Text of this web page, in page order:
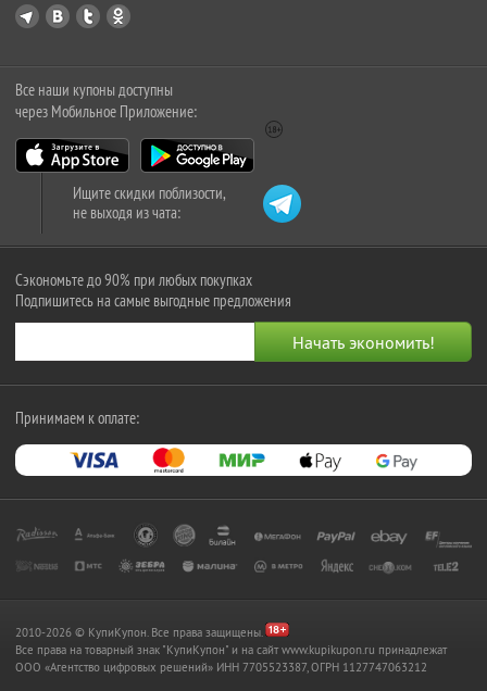
Все наши купоны доступны
через Мобильное Приложение:
Ищите скидки поблизости,
не выходя из чата:
Сэкономьте до 90% при любых покупках
Подпишитесь на самые выгодные предложения
Принимаем к оплате:
2010-2026 © КупиКупон. Все права защищены.
Все права на товарный знак "КупиКупон" и на сайт www.kupikupon.ru принадлежат
OOO «Агентство цифровых решений» ИНН 7705523387, ОГРН 1127747063212